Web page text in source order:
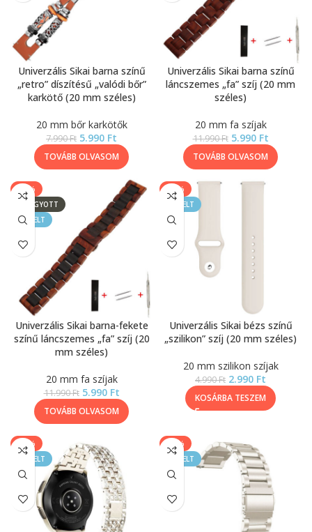
Univerzális Sikai barna színű
„retro” díszítésű „valódi bőr”
karkötő (20 mm széles)
20 mm bőr karkötők
7.990Ft 5.990 Ft
TOVÁBB OLVASOM
Univerzális Sikai barna színű
láncszemes „fa” szíj (20 mm
széles)
20 mm fa szíjak
11.990Ft 5.990 Ft
TOVÁBB OLVASOM
-50%
ELFOGYOTT
KIEMELT
Univerzális Sikai barna-fekete
színű láncszemes „fa” szíj (20
mm széles)
20 mm fa szíjak
11.990Ft 5.990 Ft
TOVÁBB OLVASOM
-40%
KIEMELT
Univerzális Sikai bézs színű
„szilikon” szíj (20 mm széles)
20 mm szilikon szíjak
4.990Ft 2.990 Ft
KOSÁRBA TESZEM
-25%
KIEMELT
-20%
KIEMELT